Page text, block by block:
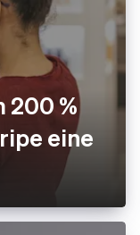
200 %
eine